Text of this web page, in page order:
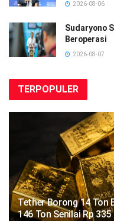
2026-08-06
Sudaryono
Beroperasi
2026-08-07
TERPOPULER
Tether Borong 14 Ton
146 Ton Senilai Rp